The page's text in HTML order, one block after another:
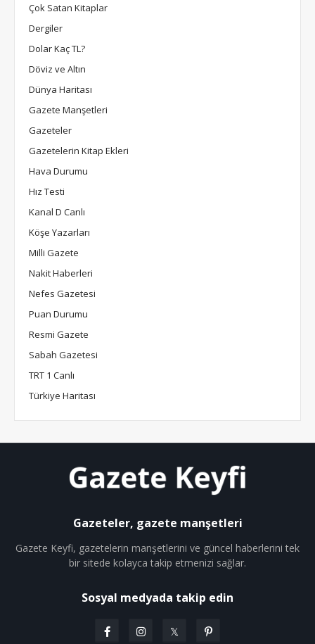
Çok Satan Kitaplar
Dergiler
Dolar Kaç TL?
Döviz ve Altın
Dünya Haritası
Gazete Manşetleri
Gazeteler
Gazetelerin Kitap Ekleri
Hava Durumu
Hız Testi
Kanal D Canlı
Köşe Yazarları
Milli Gazete
Nakit Haberleri
Nefes Gazetesi
Puan Durumu
Resmi Gazete
Sabah Gazetesi
TRT 1 Canlı
Türkiye Haritası
Gazeteler, gazete manşetleri
Gazete Keyfi, gazetelerin manşetlerini ve güncel haberlerini tek
bir sitede kolayca takip etmenizi sağlar.
Sosyal medyada takip edin